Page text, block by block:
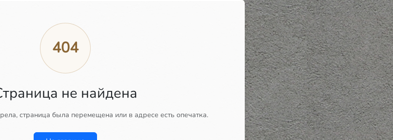
404
не найдена
страница была перемещена или в адресе есть опечатка.